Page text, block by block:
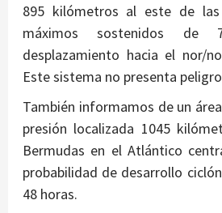
895 kilómetros al este de las
máximos sostenidos de
desplazamiento hacia el nor/
Este sistema no presenta
También informamos de un
presión localizada 1045
Bermudas en el Atlántico
probabilidad de desarrollo
48 horas.